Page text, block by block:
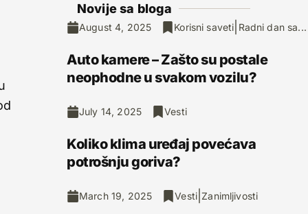
Novije sa bloga
August 4, 2025 Korisni saveti Radni dan sa...
Auto kamere – Zašto su postale
neophodne u svakom vozilu?
July 14, 2025 Vesti
Koliko klima uređaj povećava
potrošnju goriva?
March 19, 2025 Vesti |Zanimljivosti